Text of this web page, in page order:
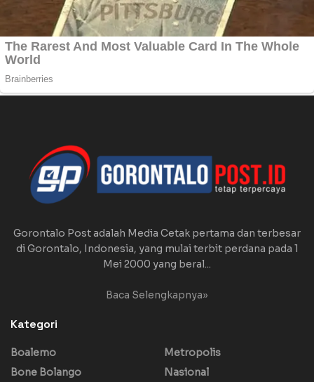
Gorontalo Post adalah Media Cetak pertama dan terbesar
di Gorontalo, Indonesia, yang mulai terbit perdana pada 1
Mei 2000 yang beral...
Baca Selengkapnya»
Kategori
Boalemo
Bone Bolango
Metropolis
Nasional